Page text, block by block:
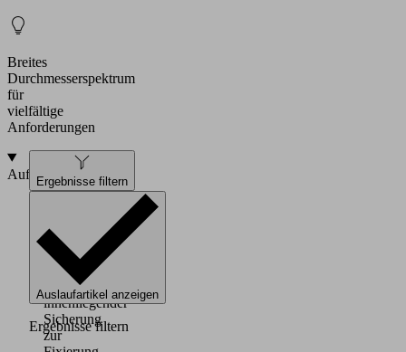
Breites
Durchmesserspektrum
für
vielfältige
Anforderungen
Aufbau
Fix
aus
Polyamid
mit
innenliegender
Sicherung
zur
Ergebnisse filtern
Auslaufartikel anzeigen
Ergebnisse filtern